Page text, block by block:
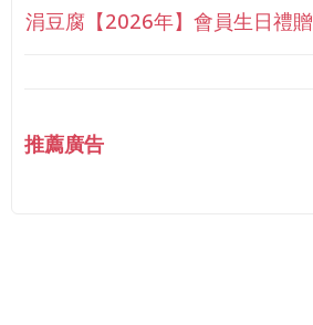
涓豆腐【2026年】會員生日禮
推薦廣告